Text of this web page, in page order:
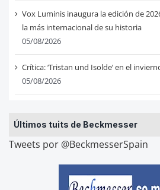
Vox Luminis inaugura la edición de
la más internacional de su historia
05/08/2026
Crítica: ‘Tristan und Isolde’ en el
05/08/2026
Últimos tuits de Beckmesser
Tweets por @BeckmesserSpain